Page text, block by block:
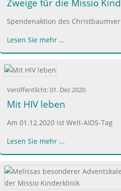
Zweige für die Missio
Spendenaktion des
Lesen Sie mehr ...
Veröffentlicht:01. Dez 2020
Mit HIV leben
Am 01.12.2020 ist Welt-AIDS-Tag
Lesen Sie mehr ...